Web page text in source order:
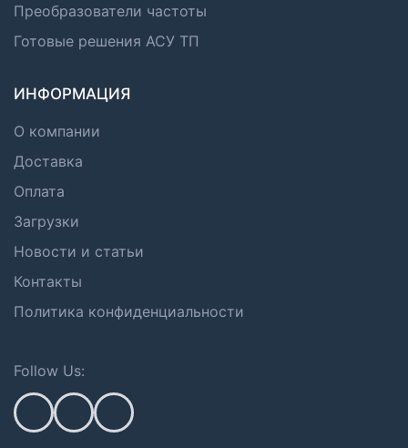
Преобразователи частоты
Готовые решения АСУ ТП
ИНФОРМАЦИЯ
О компании
Доставка
Оплата
Загрузки
Новости и статьи
Контакты
Политика конфиденциальности
Follow Us: